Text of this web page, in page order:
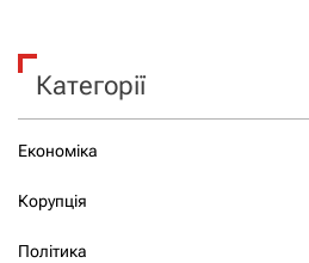
Категорії
Економіка
Корупція
Політика